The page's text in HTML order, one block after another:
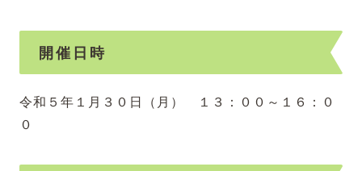
開催日時
令和５年１月３０日（月） １３：００～１６：０
０